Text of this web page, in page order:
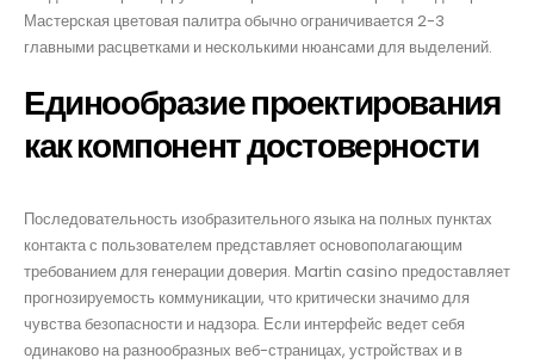
Мастерская цветовая палитра обычно ограничивается 2-3
главными расцветками и несколькими нюансами для выделений.
Единообразие проектирования
как компонент достоверности
Последовательность изобразительного языка на полных пунктах
контакта с пользователем представляет основополагающим
требованием для генерации доверия. Martin casino предоставляет
прогнозируемость коммуникации, что критически значимо для
чувства безопасности и надзора. Если интерфейс ведет себя
одинаково на разнообразных веб-страницах, устройствах и в